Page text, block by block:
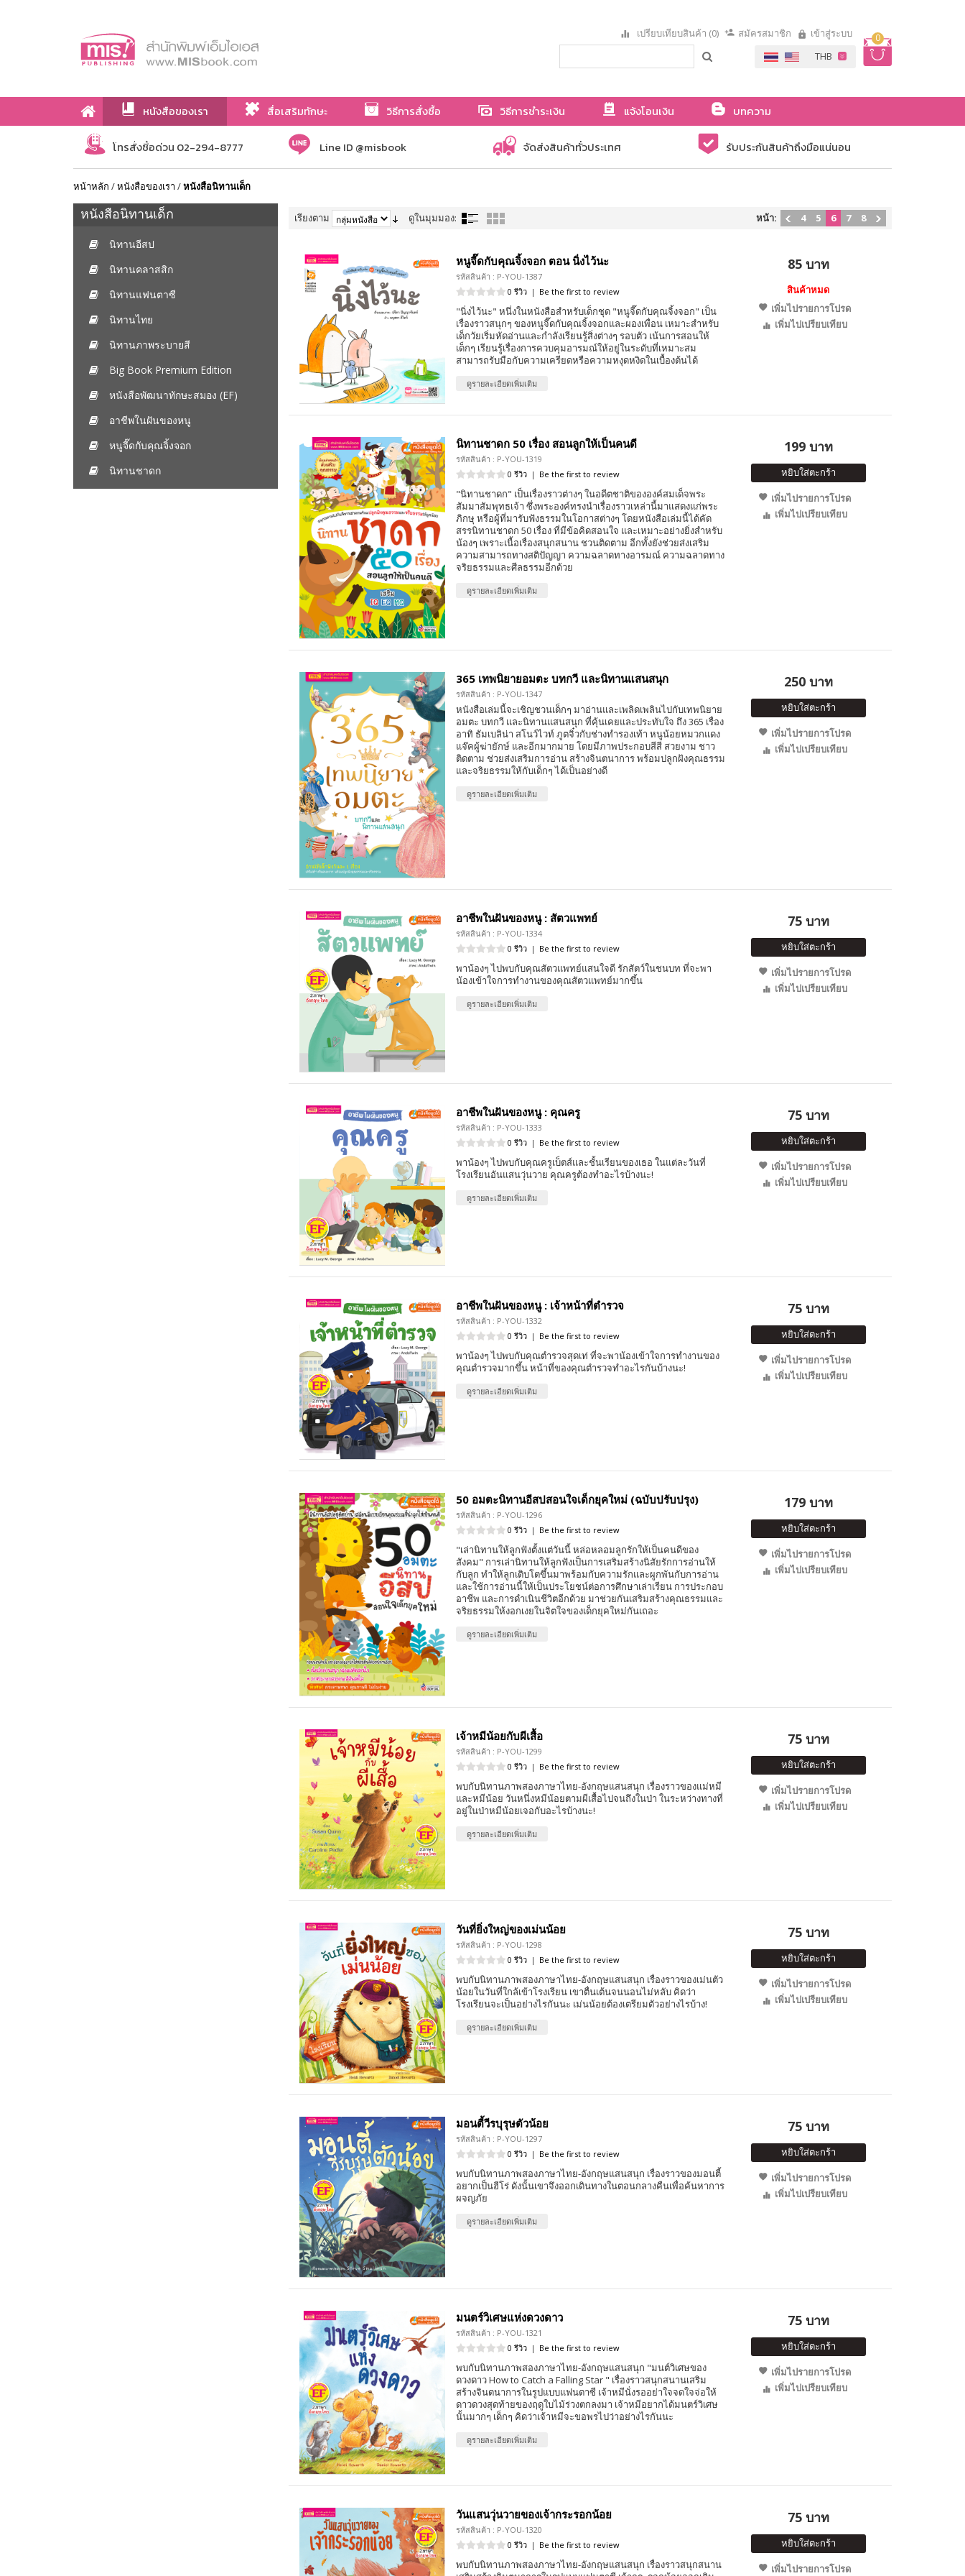
0
เปรียบเทียบสินค้า (0) สมัครสมาชิก เข้าสู่ระบบ
หนังสือของเรา สื่อเสริมทักษะ วิธีการสั่งซื้อ วิธีการชำระเงิน แจ้งโอนเงิน
บทความ
เกี่ยวกับเรา
โทรสั่งซื้อด่วน 02-294-8777 Line ID @misbook จัดส่งสินค้าทั่วประเทศ รับประกันสินค้าถึงมือแน่นอน
หน้าหลัก /หนังสือของเรา /หนังสือนิทานเด็ก
หนังสือนิทานเด็ก
นิทานอีสป
นิทานคลาสสิก
นิทานแฟนตาซี
นิทานไทย
นิทานภาพระบายสี
Big Book Premium Edition
หนังสือพัฒนาทักษะสมอง (EF)
อาชีพในฝันของหนู
หนูจี๊ดกับคุณจิ้งจอก
นิทานชาดก
เรียงตาม ดูในมุมมอง: หน้า: 4 5 6 7 8
หนูจี๊ดกับคุณจิ้งจอก ตอน นิ่งไว้นะ
รหัสสินค้า : P-YOU-1387
0 รีวิว | Be the first to review
"นิ่งไว้นะ" หนึ่งในหนังสือสำหรับเด็กชุด "หนูจี๊ดกับคุณจิ้งจอก" เป็น
เรื่องราวสนุกๆ ของหนูจี๊ดกับคุณจิ้งจอกและผองเพื่อน เหมาะสำหรับ
เด็กวัยเริ่มหัดอ่านและกำลังเรียนรู้สิ่งต่างๆ รอบตัว เน้นการสอนให้
เด็กๆ เรียนรู้เรื่องการควบคุมอารมณ์ให้อยู่ในระดับที่เหมาะสม
สามารถรับมือกับความเครียดหรือความหงุดหงิดในเบื้องต้นได้
ดูรายละเอียดเพิ่มเติม
85 บาท
สินค้าหมด
เพิ่มไปรายการโปรด
เพิ่มไปเปรียบเทียบ
นิทานชาดก 50 เรื่อง สอนลูกให้เป็นคนดี
รหัสสินค้า : P-YOU-1319
0 รีวิว | Be the first to review
"นิทานชาดก" เป็นเรื่องราวต่างๆ ในอดีตชาติขององค์สมเด็จพระ
สัมมาสัมพุทธเจ้า ซึ่งพระองค์ทรงนำเรื่องราวเหล่านี้มาแสดงแก่พระ
ภิกษุ หรือผู้ที่มารับฟังธรรมในโอกาสต่างๆ โดยหนังสือเล่มนี้ได้คัด
สรรนิทานชาดก 50 เรื่อง ที่มีข้อคิดสอนใจ และเหมาะอย่างยิ่งสำหรับ
น้องๆ เพราะเนื้อเรื่องสนุกสนาน ชวนติดตาม อีกทั้งยังช่วยส่งเสริม
ความสามารถทางสติปัญญา ความฉลาดทางอารมณ์ ความฉลาดทาง
จริยธรรมและศีลธรรมอีกด้วย
ดูรายละเอียดเพิ่มเติม
199 บาท
หยิบใส่ตะกร้า
เพิ่มไปรายการโปรด
เพิ่มไปเปรียบเทียบ
365 เทพนิยายอมตะ บทกวี และนิทานแสนสนุก
รหัสสินค้า : P-YOU-1347
หนังสือเล่มนี้จะเชิญชวนเด็กๆ มาอ่านและเพลิดเพลินไปกับเทพนิยาย
อมตะ บทกวี และนิทานแสนสนุก ที่คุ้นเคยและประทับใจ ถึง 365 เรื่อง
อาทิ ธัมเบลิน่า สโนว์ไวท์ ภูตจิ๋วกับช่างทำรองเท้า หนูน้อยหมวกแดง
แจ๊คผู้ฆ่ายักษ์ และอีกมากมาย โดยมีภาพประกอบสีสี สวยงาม ชาว
ติดตาม ช่วยส่งเสริมการอ่าน สร้างจินตนาการ พร้อมปลูกฝังคุณธรรม
และจริยธรรมให้กับเด็กๆ ได้เป็นอย่างดี
ดูรายละเอียดเพิ่มเติม
250 บาท
หยิบใส่ตะกร้า
เพิ่มไปรายการโปรด
เพิ่มไปเปรียบเทียบ
อาชีพในฝันของหนู : สัตวแพทย์
รหัสสินค้า : P-YOU-1334
0 รีวิว | Be the first to review
พาน้องๆ ไปพบกับคุณสัตวแพทย์แสนใจดี รักสัตว์ในชนบท ที่จะพา
น้องเข้าใจการทำงานของคุณสัตวแพทย์มากขึ้น
ดูรายละเอียดเพิ่มเติม
75 บาท
หยิบใส่ตะกร้า
เพิ่มไปรายการโปรด
เพิ่มไปเปรียบเทียบ
อาชีพในฝันของหนู : คุณครู
รหัสสินค้า : P-YOU-1333
0 รีวิว | Be the first to review
พาน้องๆ ไปพบกับคุณครูเบ็ตส์และชั้นเรียนของเธอ ในแต่ละวันที่
โรงเรียนอันแสนวุ่นวาย คุณครูต้องทำอะไรบ้างนะ!
ดูรายละเอียดเพิ่มเติม
75 บาท
หยิบใส่ตะกร้า
เพิ่มไปรายการโปรด
เพิ่มไปเปรียบเทียบ
อาชีพในฝันของหนู : เจ้าหน้าที่ตำรวจ
รหัสสินค้า : P-YOU-1332
0 รีวิว | Be the first to review
พาน้องๆ ไปพบกับคุณตำรวจสุดเท่ ที่จะพาน้องเข้าใจการทำงานของ
คุณตำรวจมากขึ้น หน้าที่ของคุณตำรวจทำอะไรกันบ้างนะ!
ดูรายละเอียดเพิ่มเติม
75 บาท
หยิบใส่ตะกร้า
เพิ่มไปรายการโปรด
เพิ่มไปเปรียบเทียบ
50 อมตะนิทานอีสปสอนใจเด็กยุคใหม่ (ฉบับปรับปรุง)
รหัสสินค้า : P-YOU-1296
0 รีวิว | Be the first to review
"เล่านิทานให้ลูกฟังตั้งแต่วันนี้ หล่อหลอมลูกรักให้เป็นคนดีของ
สังคม" การเล่านิทานให้ลูกฟังเป็นการเสริมสร้างนิสัยรักการอ่านให้
กับลูก ทำให้ลูกเติบโตขึ้นมาพร้อมกับความรักและผูกพันกับการอ่าน
และใช้การอ่านนี้ให้เป็นประโยชน์ต่อการศึกษาเล่าเรียน การประกอบ
อาชีพ และการดำเนินชีวิตอีกด้วย มาช่วยกันเสริมสร้างคุณธรรมและ
จริยธรรมให้งอกเงยในจิตใจของเด็กยุคใหม่กันเถอะ
ดูรายละเอียดเพิ่มเติม
179 บาท
หยิบใส่ตะกร้า
เพิ่มไปรายการโปรด
เพิ่มไปเปรียบเทียบ
เจ้าหมีน้อยกับผีเสื้อ
รหัสสินค้า : P-YOU-1299
0 รีวิว | Be the first to review
พบกับนิทานภาพสองภาษาไทย-อังกฤษแสนสนุก เรื่องราวของแม่หมี
และหมีน้อย วันหนึ่งหมีน้อยตามผีเสื้อไปจนถึงในป่า ในระหว่างทางที่
อยู่ในป่าหมีน้อยเจอกับอะไรบ้างนะ!
ดูรายละเอียดเพิ่มเติม
75 บาท
หยิบใส่ตะกร้า
เพิ่มไปรายการโปรด
เพิ่มไปเปรียบเทียบ
วันที่ยิ่งใหญ่ของเม่นน้อย
รหัสสินค้า : P-YOU-1298
0 รีวิว | Be the first to review
พบกับนิทานภาพสองภาษาไทย-อังกฤษแสนสนุก เรื่องราวของเม่นตัว
น้อยในวันที่ใกล้เข้าโรงเรียน เขาตื่นเต้นจนนอนไม่หลับ คิดว่า
โรงเรียนจะเป็นอย่างไรกันนะ เม่นน้อยต้องเตรียมตัวอย่างไรบ้าง!
ดูรายละเอียดเพิ่มเติม
75 บาท
หยิบใส่ตะกร้า
เพิ่มไปรายการโปรด
เพิ่มไปเปรียบเทียบ
มอนตี้วีรบุรุษตัวน้อย
รหัสสินค้า : P-YOU-1297
0 รีวิว | Be the first to review
พบกับนิทานภาพสองภาษาไทย-อังกฤษแสนสนุก เรื่องราวของมอนตี้
อยากเป็นฮีโร่ ดังนั้นเขาจึงออกเดินทางในตอนกลางคืนเพื่อค้นหาการ
ผจญภัย
ดูรายละเอียดเพิ่มเติม
75 บาท
หยิบใส่ตะกร้า
เพิ่มไปรายการโปรด
เพิ่มไปเปรียบเทียบ
มนตร์วิเศษแห่งดวงดาว
รหัสสินค้า : P-YOU-1321
0 รีวิว | Be the first to review
พบกับนิทานภาพสองภาษาไทย-อังกฤษแสนสนุก "มนต์วิเศษของ
ดวงดาว How to Catch a Falling Star " เรื่องราวสนุกสนานเสริม
สร้างจินตนาการในรูปแบบแฟนตาซี เจ้าหมีนั่งรออย่าใจจดใจจ่อให้
ดาวดวงสุดท้ายของฤดูใบไม้ร่วงตกลงมา เจ้าหมีอยากได้มนตร์วิเศษ
นั้นมากๆ เด็กๆ คิดว่าเจ้าหมีจะขอพรไปว่าอย่างไรกันนะ
ดูรายละเอียดเพิ่มเติม
75 บาท
หยิบใส่ตะกร้า
เพิ่มไปรายการโปรด
เพิ่มไปเปรียบเทียบ
วันแสนวุ่นวายของเจ้ากระรอกน้อย
รหัสสินค้า : P-YOU-1320
0 รีวิว | Be the first to review
พบกับนิทานภาพสองภาษาไทย-อังกฤษแสนสนุก เรื่องราวสนุกสนาน
75 บาท
หยิบใส่ตะกร้า
เพิ่มไปรายการโปรด